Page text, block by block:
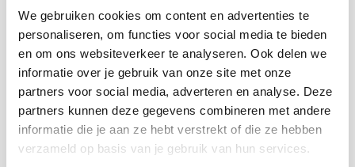
We gebruiken cookies om content en advertenties te
personaliseren, om functies voor social media te bieden
en om ons websiteverkeer te analyseren. Ook delen we
informatie over je gebruik van onze site met onze
partners voor social media, adverteren en analyse. Deze
partners kunnen deze gegevens combineren met andere
informatie die je aan ze hebt verstrekt of die ze hebben
verzameld op basis van je gebruik van hun services.
Paok lukte, werd Ajax direct gevaarlijk.
De grote vraag is natuurlijk hoe dit te bereiken, maar daar
heeft Ten Hag nog niet direct een antwoord op. Althans, de
trainer lijkt zoekende en wisselt nog vrij regelmatig met de
invulling van het 'blok van vier', dat in de as van het veld
het ritme moet bepalen. Het zou zomaar kunnen dat de
invulling tegen VVV opnieuw wijzigt.